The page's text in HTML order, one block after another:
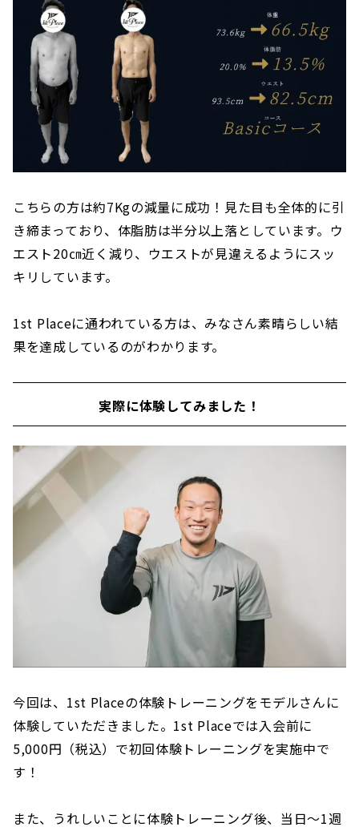
こちらの方は約7Kgの減量に成功！見た目も全体的に引
き締まっており、体脂肪は半分以上落としています。ウ
エスト20㎝近く減り、ウエストが見違えるようにスッ
キリしています。
1st Placeに通われている方は、みなさん素晴らしい結
果を達成しているのがわかります。
実際に体験してみました！
今回は、1st Placeの体験トレーニングをモデルさんに
体験していただきました。1st Placeでは入会前に
5,000円（税込）で初回体験トレーニングを実施中で
す！
また、うれしいことに体験トレーニング後、当日〜1週